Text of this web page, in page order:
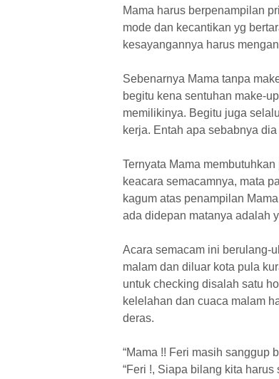
Mama harus berpenampilan
mode dan kecantikan yg
kesayangannya harus
Sebenarnya Mama tanpa
begitu kena sentuhan make-
memilikinya. Begitu juga
kerja. Entah apa sebabnya
Ternyata Mama
keacara semacamnya, mata
kagum atas penampilan
ada didepan matanya adalah
Acara semacam ini berulang-
malam dan diluar kota pula
untuk checking disalah satu
kelelahan dan cuaca malam
deras.
“Mama !! Feri masih sanggup
“Feri !, Siapa bilang kita